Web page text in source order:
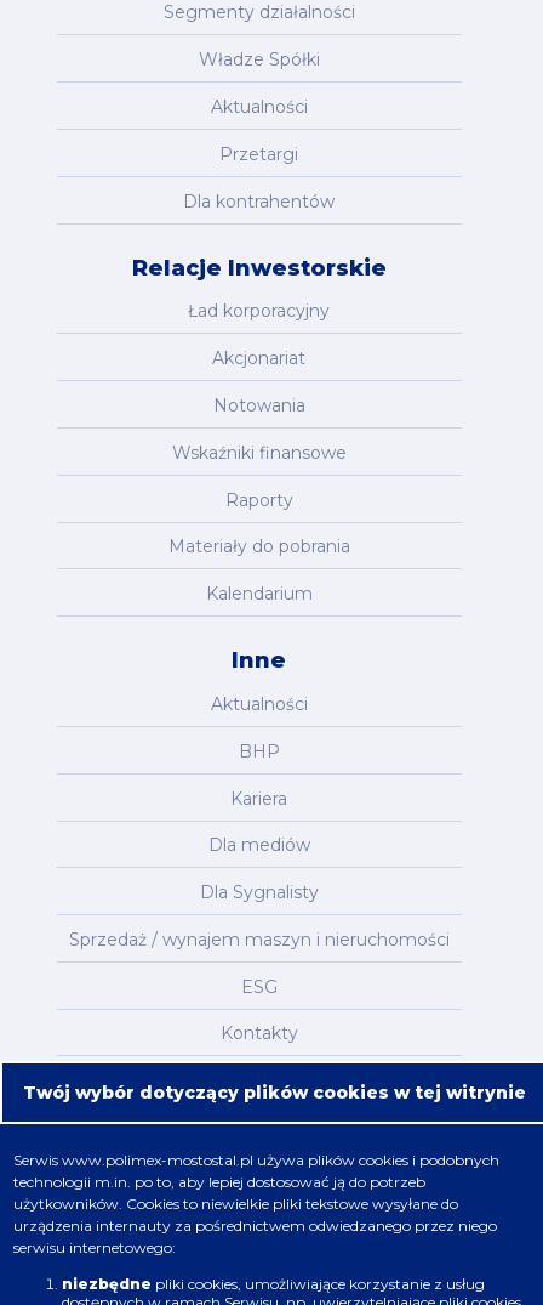
Segmenty działalności
Władze Spółki
Aktualności
Przetargi
Dla kontrahentów
Relacje Inwestorskie
Ład korporacyjny
Akcjonariat
Notowania
Wskaźniki finansowe
Raporty
Materiały do pobrania
Kalendarium
Inne
Aktualności
BHP
Kariera
Dla mediów
Dla Sygnalisty
Sprzedaż / wynajem maszyn i nieruchomości
ESG
Kontakty
Mapa serwisu
Nafta, chemia, gaz
Energetyka
Budownictwo
Twój wybór dotyczący plików cookies w tej witrynie
Serwiswww.polimex-mostostal.pl używa plików cookies i podobnych
technologii m.in. po to, aby lepiej dostosować ją do potrzeb
użytkowników. Cookies to niewielkie pliki tekstowe wysyłane do
urządzenia internauty za pośrednictwem odwiedzanego przez niego
serwisu internetowego:
niezbędne pliki cookies, umożliwiające korzystanie z usług